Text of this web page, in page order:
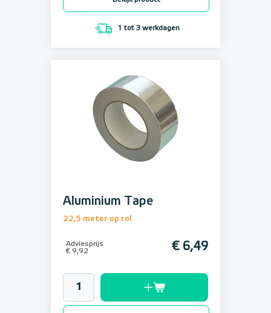
1 tot 3 werkdagen
Aluminium Tape
22,5 meter op rol
Adviesprijs
€ 9,92
€ 6,49